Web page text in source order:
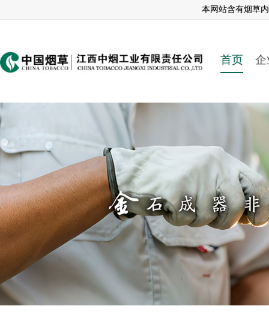
本网站含有烟草
首页 企